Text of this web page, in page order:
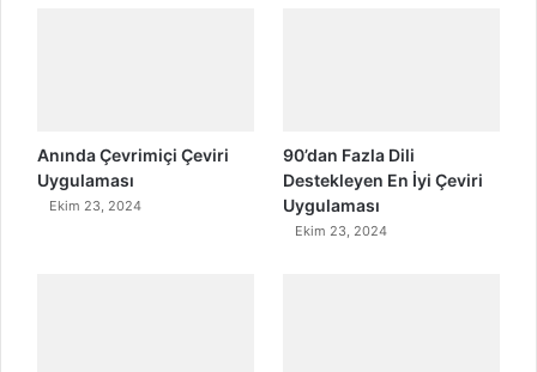
Anında Çevrimiçi Çeviri
Uygulaması
Ekim 23, 2024
90’dan Fazla Dili
Destekleyen En İyi Çeviri
Uygulaması
Ekim 23, 2024